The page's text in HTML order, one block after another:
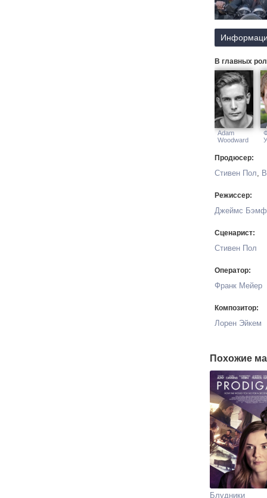
В главных
Adam
Woodward
Продюсер:
Стивен Пол,
Режиссер:
Джеймс
Сценарист:
Стивен Пол
Оператор:
Франк Мейер
Композитор:
Лорен Эйкем
Похожие
Блудники